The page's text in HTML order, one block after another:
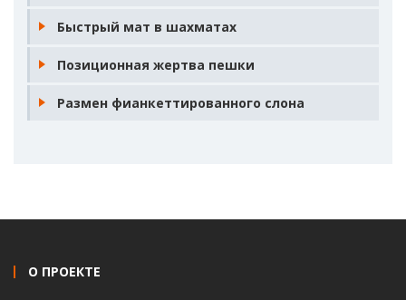
Быстрый мат в шахматах
Позиционная жертва пешки
Размен фианкеттированного слона
О ПРОЕКТЕ